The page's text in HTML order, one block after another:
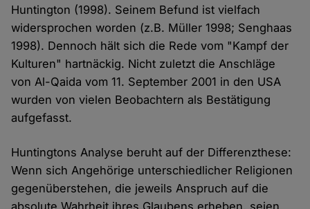
Huntington (1998). Seinem Befund ist vielfach
widersprochen worden (z.B. Müller 1998; Senghaas
1998). Dennoch hält sich die Rede vom "Kampf der
Kulturen" hartnäckig. Nicht zuletzt die Anschläge
von Al-Qaida vom 11. September 2001 in den USA
wurden von vielen Beobachtern als Bestätigung
aufgefasst.
Huntingtons Analyse beruht auf der Differenzthese:
Wenn sich Angehörige unterschiedlicher Religionen
gegenüberstehen, die jeweils Anspruch auf die